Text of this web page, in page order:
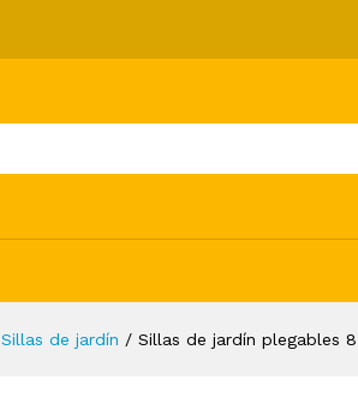
Sillas de jardín / Sillas de jardín plegables